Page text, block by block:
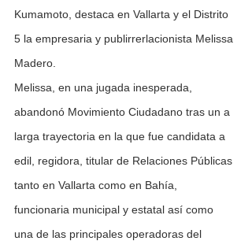
Kumamoto, destaca en Vallarta y el Distrito
5 la empresaria y publirrerlacionista Melissa
Madero.
Melissa, en una jugada inesperada,
abandonó Movimiento Ciudadano tras un a
larga trayectoria en la que fue candidata a
edil, regidora, titular de Relaciones Públicas
tanto en Vallarta como en Bahía,
funcionaria municipal y estatal así como
una de las principales operadoras del